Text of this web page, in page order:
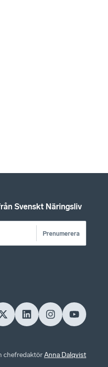
Svenskt Näringsliv
Prenumerera
chefredaktörAnna Dalqvist